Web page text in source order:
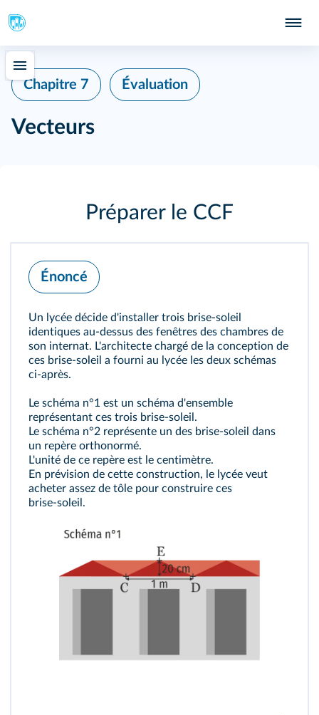
Chapitre 7 Évaluation
Vecteurs
Préparer le CCF
Énoncé
Un lycée décide d'installer trois brise-soleil
identiques au‑dessus des fenêtres des chambres de
son internat. L'architecte chargé de la conception de
ces brise‑soleil a fourni au lycée les deux schémas
ci‑après.
Le schéma n°1 est un schéma d'ensemble
représentant ces trois brise‑soleil.
Le schéma n°2 représente un des brise‑soleil dans
un repère orthonormé.
L'unité de ce repère est le centimètre.
En prévision de cette construction, le lycée veut
acheter assez de tôle pour construire ces
brise‑soleil.